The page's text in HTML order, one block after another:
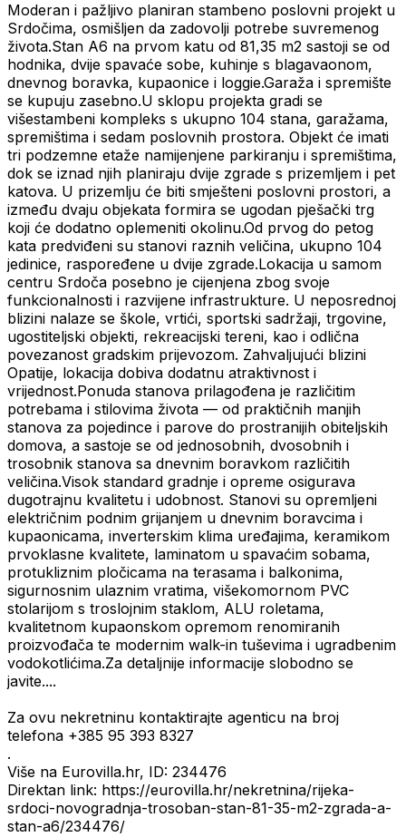
Moderan i pažljivo planiran stambeno poslovni projekt u
Srdočima, osmišljen da zadovolji potrebe suvremenog
života.Stan A6 na prvom katu od 81,35 m2 sastoji se od
hodnika, dvije spavaće sobe, kuhinje s blagavaonom,
dnevnog boravka, kupaonice i loggie.Garaža i spremište
se kupuju zasebno.U sklopu projekta gradi se
višestambeni kompleks s ukupno 104 stana, garažama,
spremištima i sedam poslovnih prostora. Objekt će imati
tri podzemne etaže namijenjene parkiranju i spremištima,
dok se iznad njih planiraju dvije zgrade s prizemljem i pet
katova. U prizemlju će biti smješteni poslovni prostori, a
između dvaju objekata formira se ugodan pješački trg
koji će dodatno oplemeniti okolinu.Od prvog do petog
kata predviđeni su stanovi raznih veličina, ukupno 104
jedinice, raspoređene u dvije zgrade.Lokacija u samom
centru Srdoča posebno je cijenjena zbog svoje
funkcionalnosti i razvijene infrastrukture. U neposrednoj
blizini nalaze se škole, vrtići, sportski sadržaji, trgovine,
ugostiteljski objekti, rekreacijski tereni, kao i odlična
povezanost gradskim prijevozom. Zahvaljujući blizini
Opatije, lokacija dobiva dodatnu atraktivnost i
vrijednost.Ponuda stanova prilagođena je različitim
potrebama i stilovima života — od praktičnih manjih
stanova za pojedince i parove do prostranijih obiteljskih
domova, a sastoje se od jednosobnih, dvosobnih i
trosobnik stanova sa dnevnim boravkom različitih
veličina.Visok standard gradnje i opreme osigurava
dugotrajnu kvalitetu i udobnost. Stanovi su opremljeni
električnim podnim grijanjem u dnevnim boravcima i
kupaonicama, inverterskim klima uređajima, keramikom
prvoklasne kvalitete, laminatom u spavaćim sobama,
protukliznim pločicama na terasama i balkonima,
sigurnosnim ulaznim vratima, višekomornom PVC
stolarijom s troslojnim staklom, ALU roletama,
kvalitetnom kupaonskom opremom renomiranih
proizvođača te modernim walk-in tuševima i ugradbenim
vodokotlićima.Za detaljnije informacije slobodno se
javite....
Za ovu nekretninu kontaktirajte agenticu na broj
telefona +385 95 393 8327
.
Više na Eurovilla.hr, ID: 234476
Direktan link: https://eurovilla.hr/nekretnina/rijeka-
srdoci-novogradnja-trosoban-stan-81-35-m2-zgrada-a-
stan-a6/234476/